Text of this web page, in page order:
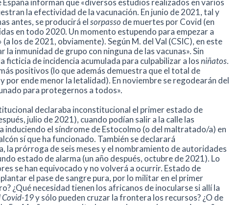
España informan que «diversos estudios realizados en varios
la efectividad de la vacunación. En junio de 2021, tal y
antes, se producirá elsorpasso de muertes por Covid (en
en todo 2020. Un momento estupendo para empezar a
los de 2021, obviamente). Según M. del Val (CSIC), en este
la inmunidad de grupo con ninguna de las vacunas». Sin
ficticia de incidencia acumulada para culpabilizar a losniñatos.
positivos (lo que además demuestra que el total de
por ende menor la letalidad). En noviembre se regodearán del
para protegernos a todos».
declaraba inconstitucional el primer estado de
julio de 2021), cuando podían salir a la calle las
induciendo el síndrome de Estocolmo (o del maltratado/a) en
sí que ha funcionado. También se declarará
la prórroga de seis meses y el nombramiento de autoridades
estado de alarma (un año después, octubre de 2021). Lo
se han equivocado y no volverá a ocurrir. Estado de
el pase de sangre pura, por lo militar en el primer
¿Qué necesidad tienen los africanos de inocularse si allí la
Covid-19y sólo pueden cruzar la frontera los recursos? ¿O de